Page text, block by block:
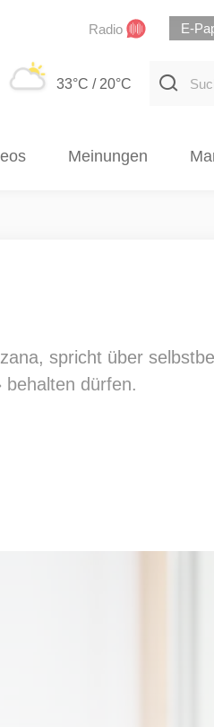
Radio E-
33°C / 20°C
Suchbegriff
Meinungen
spricht über
dürfen.